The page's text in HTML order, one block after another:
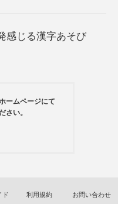
感じる漢字あそび
ームページにて
さい。
ド 利用規約 お問い合わせ